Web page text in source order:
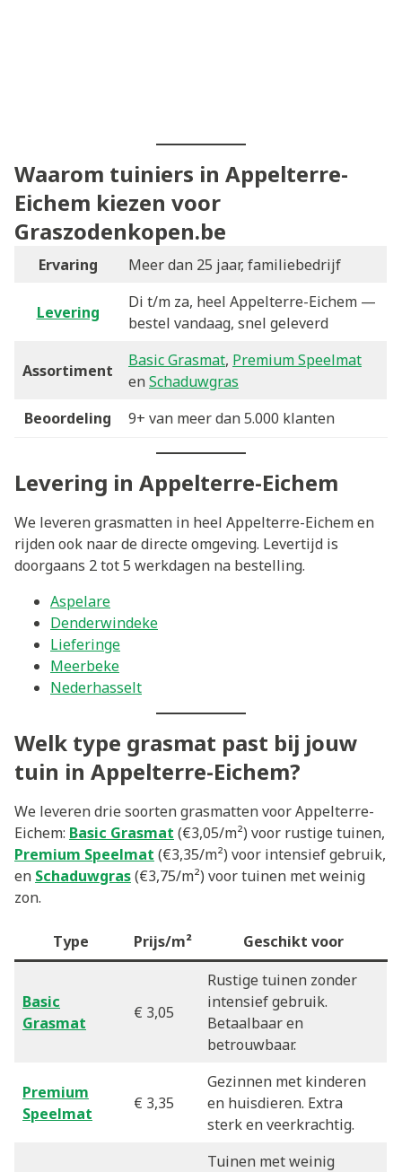
Waarom tuiniers in Appelterre-
Eichem kiezen voor
Graszodenkopen.be
Ervaring Meer dan 25 jaar, familiebedrijf
Levering
Di t/m za, heel Appelterre-Eichem —
bestel vandaag, snel geleverd
Assortiment
Basic Grasmat, Premium Speelmat
en Schaduwgras
Beoordeling
9+ van meer dan 5.000 klanten
Levering in Appelterre-Eichem
We leveren grasmatten in heel Appelterre-Eichem en
rijden ook naar de directe omgeving. Levertijd is
doorgaans 2 tot 5 werkdagen na bestelling.
Aspelare
Denderwindeke
Lieferinge
Meerbeke
Nederhasselt
Welk type grasmat past bij jouw
tuin in Appelterre-Eichem?
We leveren drie soorten grasmatten voor Appelterre-
Eichem: Basic Grasmat (€3,05/m²) voor rustige tuinen,
Premium Speelmat (€3,35/m²) voor intensief gebruik,
en Schaduwgras(€3,75/m²) voor tuinen met weinig
zon.
Type Prijs/m² Geschikt voor
Basic
Grasmat
€ 3,05
Rustige tuinen zonder
intensief gebruik.
Betaalbaar en
betrouwbaar.
Premium
Speelmat
€ 3,35
Gezinnen met kinderen
en huisdieren. Extra
sterk en veerkrachtig.
Tuinen met weinig